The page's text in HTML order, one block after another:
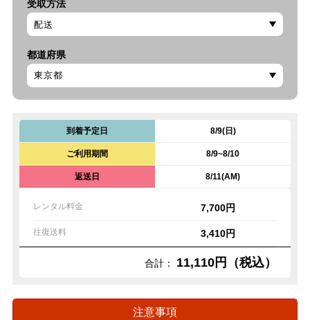
受取方法
都道府県
到着予定日 8/9(日)
ご利用期間 8/9~8/10
返送日 8/11(AM)
レンタル料金 7,700円
往復送料 3,410円
合計： 11,110円（税込）
注意事項